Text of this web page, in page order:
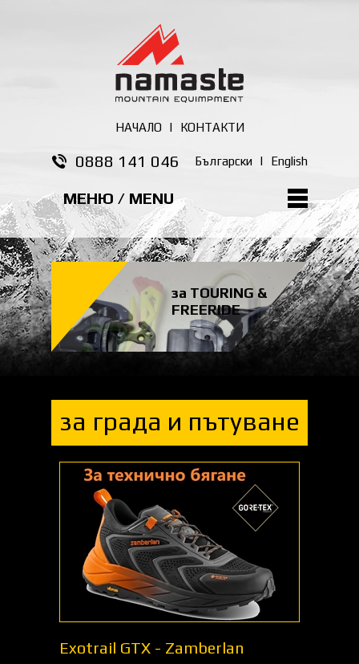
НАЧАЛО | КОНТАКТИ
0888 141 046 Български | English
МЕНЮ / MENU
за TOURING &
FREERIDE
за града и пътуване
Exotrail GTX - Zamberlan